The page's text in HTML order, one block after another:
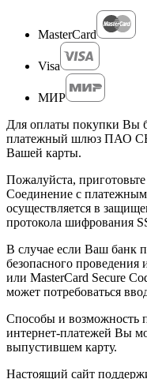
MasterCard
Visa
МИР
Для оплаты покупки Вы
платежный шлюз ПАО
Вашей карты.
Пожалуйста,
Соединение с
осуществляется в
протокола шифрования
В случае если Ваш банк
безопасного
или MasterCard Secure
может потребоваться
Способы и возможность
интернет-платежей Вы
выпустившем карту.
Настоящий сайт